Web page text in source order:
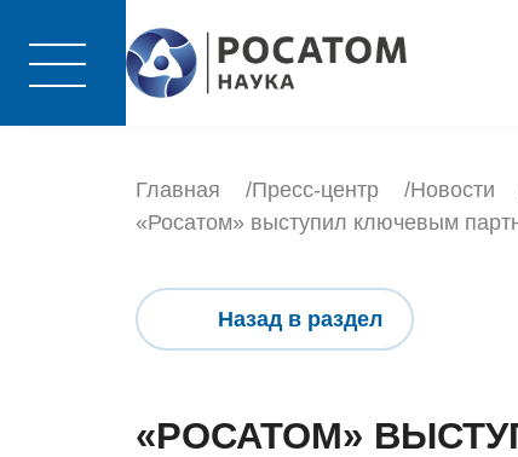
Главная Пресс-центр
Новости
«Росатом» выступил ключевым
Назад в раздел
«РОСАТОМ»